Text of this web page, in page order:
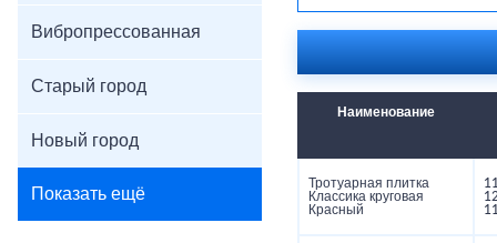
Вибропрессованная
Старый город
Новый город
Показать ещё
Поверхность:
Наименование
Тротуарная плитка
Классика круговая
Красный